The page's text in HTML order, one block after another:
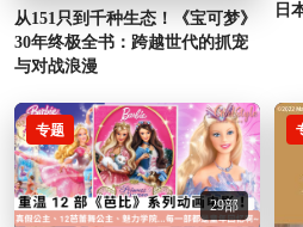
从151只到千种生态！《宝可梦》
30年终极全书：跨越世代的抓宠
与对战浪漫
日
专题
29部